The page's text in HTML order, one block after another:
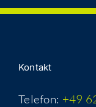
Kon­takt
Telefon: +49